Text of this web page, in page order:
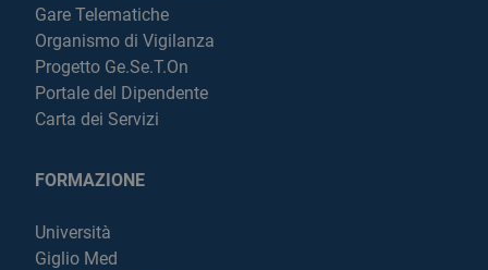
Gare Telematiche
Organismo di Vigilanza
Progetto Ge.Se.T.On
Portale del Dipendente
Carta dei Servizi
FORMAZIONE
Università
Giglio Med